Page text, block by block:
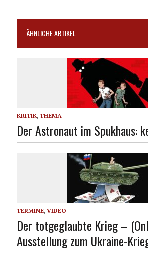
ÄHNLICHE ARTIKEL
KRITIK, THEMA
Der Astronaut im Spukhaus:
TERMINE, VIDEO
Der totgeglaubte Krieg –
Ausstellung zum Ukraine-